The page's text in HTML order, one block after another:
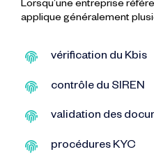
Lorsqu’une entreprise
applique généralement
vérification du Kbis
contrôle du SIREN
validation des
procédures KYC